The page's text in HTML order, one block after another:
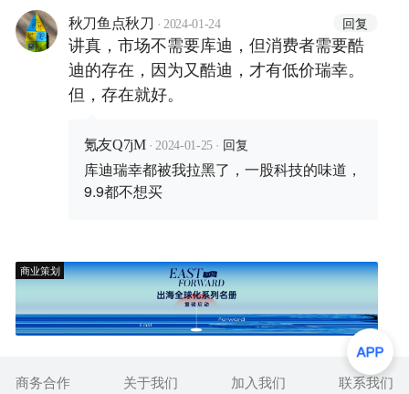
秋刀鱼点秋刀 · 2024-01-24 回复
讲真，市场不需要库迪，但消费者需要酷
迪的存在，因为又酷迪，才有低价瑞幸。
但，存在就好。
氪友Q7jM · 2024-01-25 · 回复
库迪瑞幸都被我拉黑了，一股科技的味道，
9.9都不想买
商业策划
商务合作 关于我们 加入我们 联系我们